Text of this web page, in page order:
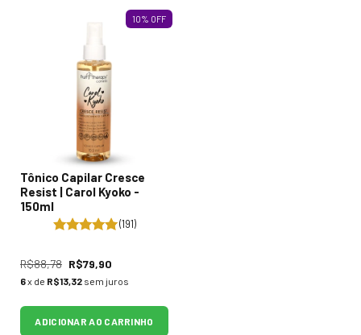
10% OFF
Tônico Capilar Cresce
Resist | Carol Kyoko -
150ml
(191)
R$88,78 R$79,90
6x de R$13,32 sem juros
ADICIONAR AO CARRINHO